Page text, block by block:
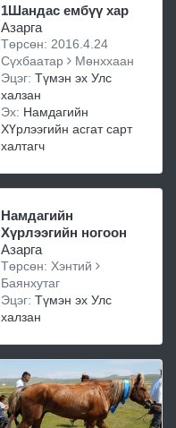
1Шандас ембүү хар
Азарга
Төрсөн: 2016.4.24
Сүхбаатар
Мөнххаан
Эцэг: Түмэн эх Улс
халзан
Эх: Намдагийн
ХҮрлээгийн асгат сарт
халтагч
Намдагийн
Хүрлээгийн ногоон
Азарга
Төрсөн: Хэнтий
Баянхутаг
Эцэг: Түмэн эх Улс
халзан